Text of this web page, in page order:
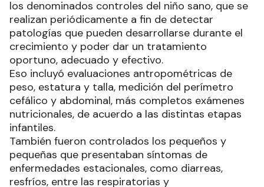
los denominados controles del niño sano, que se
realizan periódicamente a fin de detectar
patologías que pueden desarrollarse durante el
crecimiento y poder dar un tratamiento
oportuno, adecuado y efectivo.
Eso incluyó evaluaciones antropométricas de
peso, estatura y talla, medición del perímetro
cefálico y abdominal, más completos exámenes
nutricionales, de acuerdo a las distintas etapas
infantiles.
También fueron controlados los pequeños y
pequeñas que presentaban síntomas de
enfermedades estacionales, como diarreas,
resfríos, entre las respiratorias y